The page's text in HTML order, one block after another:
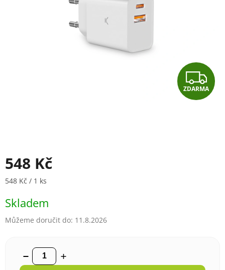
Z
D
ZDARMA
548 Kč
Měrná cena:
548 Kč / 1 ks
Skladem
Můžeme doručit do: 11.8.2026